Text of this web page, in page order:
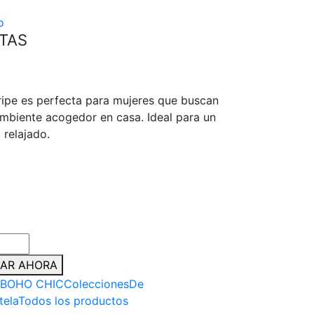
es perfecta para mujeres que buscan
acogedor en casa. Ideal para un
AHORA
BOHO CHICColeccionesDe
Todos los productos